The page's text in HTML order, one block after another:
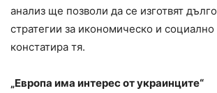
анализ ще позволи да се изготвят
стратегии за икономическо и социално
констатира тя.
„Европа има интерес от украинците“